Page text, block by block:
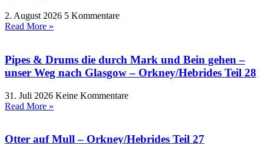
2. August 2026 5 Kommentare
Read More »
Pipes & Drums die durch Mark und Bein gehen –
unser Weg nach Glasgow – Orkney/Hebrides Teil 28
31. Juli 2026 Keine Kommentare
Read More »
Otter auf Mull – Orkney/Hebrides Teil 27